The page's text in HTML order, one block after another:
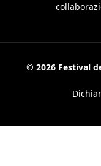
© 2026 Festival